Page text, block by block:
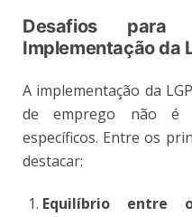
Desafios para
Implementação da
A implementação da
de emprego não é
específicos. Entre os
destacar:
Equilíbrio